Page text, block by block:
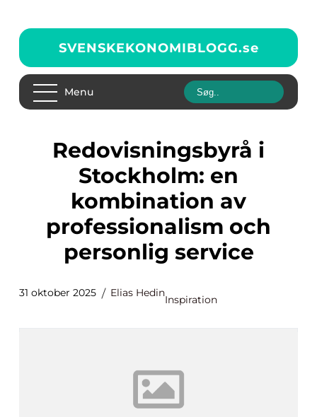
SVENSKEKONOMIBLOGG.se
Menu
Redovisningsbyrå i
Stockholm: en
kombination av
professionalism och
personlig service
31 oktober 2025 Elias Hedin
Inspiration